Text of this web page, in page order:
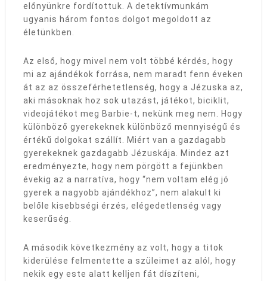
előnyünkre fordítottuk. A detektívmunkám
ugyanis három fontos dolgot megoldott az
életünkben.
Az első, hogy mivel nem volt többé kérdés, hogy
mi az ajándékok forrása, nem maradt fenn éveken
át az az összeférhetetlenség, hogy a Jézuska az,
aki másoknak hoz sok utazást, játékot, biciklit,
videojátékot meg Barbie-t, nekünk meg nem. Hogy
különböző gyerekeknek különböző mennyiségű és
értékű dolgokat szállít. Miért van a gazdagabb
gyerekeknek gazdagabb Jézuskája. Mindez azt
eredményezte, hogy nem pörgött a fejünkben
évekig az a narratíva, hogy “nem voltam elég jó
gyerek a nagyobb ajándékhoz”, nem alakult ki
belőle kisebbségi érzés, elégedetlenség vagy
keserűség.
A második következmény az volt, hogy a titok
kiderülése felmentette a szüleimet az alól, hogy
nekik egy este alatt kelljen fát díszíteni,